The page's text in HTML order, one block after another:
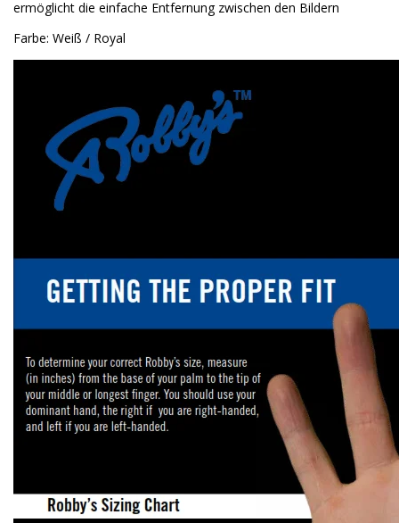
ermöglicht die einfache Entfernung zwischen den Bildern
Farbe: Weiß / Royal